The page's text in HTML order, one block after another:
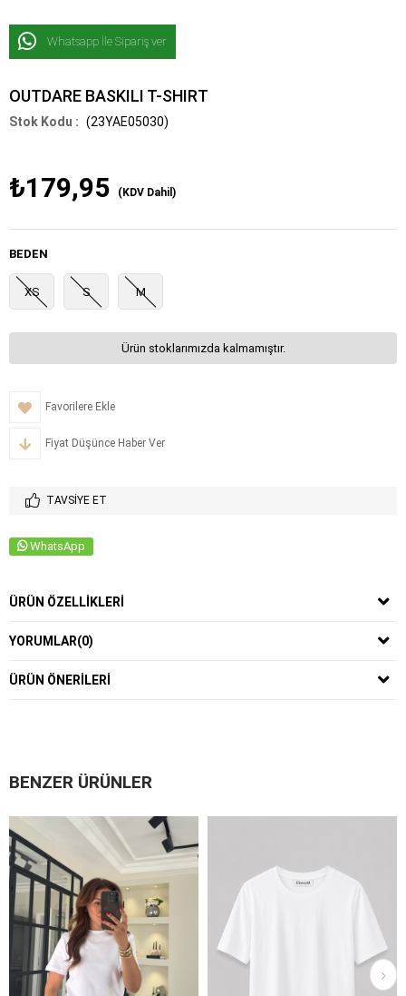
Whatsapp İle Sipariş ver
OUTDARE BASKILI T-SHIRT
(23YAE05030)
₺179,95 (KDV Dahil)
BEDEN
XS S M
Ürün stoklarımızda kalmamıştır.
Favorilere Ekle
Fiyat Düşünce Haber Ver
TAVSIYE ET
WhatsApp
ÜRÜN ÖZELLIKLERI
YORUMLAR(0)
ÜRÜN ÖNERILERI
BENZER ÜRÜNLER